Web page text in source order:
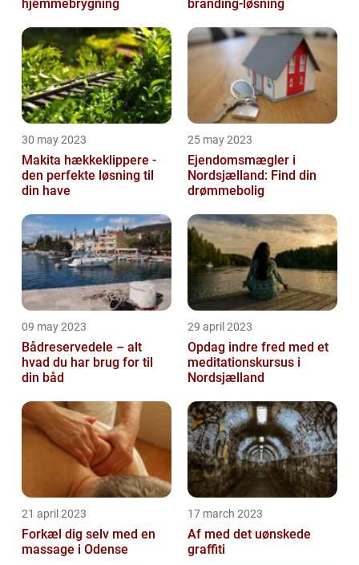
hjemmebrygning
branding-løsning
30 may 2023
Makita hækkeklippere -
den perfekte løsning til
din have
25 may 2023
Ejendomsmægler i
Nordsjælland: Find din
drømmebolig
09 may 2023
Bådreservedele – alt
hvad du har brug for til
din båd
29 april 2023
Opdag indre fred med et
meditationskursus i
Nordsjælland
21 april 2023
Forkæl dig selv med en
massage i Odense
17 march 2023
Af med det uønskede
graffiti